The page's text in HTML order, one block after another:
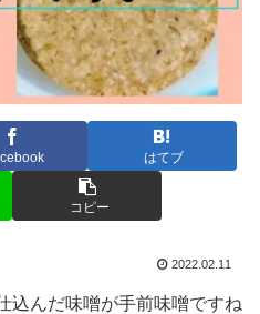
はてブ
コピー
2022.02.11
込んだ味噌が手前味噌ですね